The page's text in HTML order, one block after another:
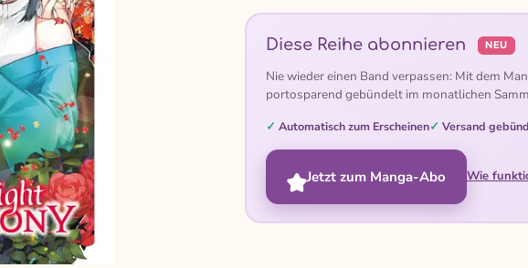
Diese Reihe abonnieren NEU
Nie wieder einen Band verpassen: Mit dem
portosparend gebündelt im monatlichen
Automatisch zum Erscheinen Versand
Jetzt zum Manga-Abo Wie